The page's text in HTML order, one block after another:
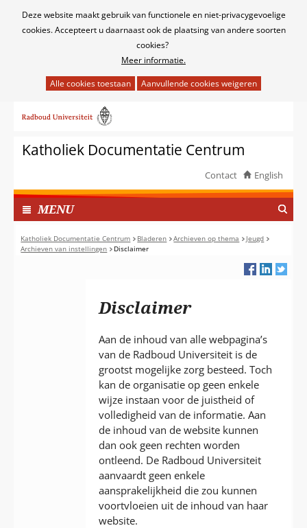
Cookies
Deze website maakt gebruik van functionele en niet-privacygevoelige
cookies. Accepteert u daarnaast ook de plaatsing van andere soorten
cookies?
Meer informatie.
het
van
cookies
deze
website
worden
toegestaan
of
naar
inhoudKatholiek Documentatie Centrum
Contact English
MENUI
N
G
E
Katholiek Documentatie Centrum Bladeren Archieven op thema
Jeugd
Archieven van instellingen
Disclaimer
Disclaimer
Aan de inhoud van alle webpagina’s
van de Radboud Universiteit is de
grootst mogelijke zorg besteed. Toch
kan de organisatie op geen enkele
wijze instaan voor de juistheid of
volledigheid van de informatie. Aan
de inhoud van de website kunnen
dan ook geen rechten worden
ontleend. De Radboud Universiteit
aanvaardt geen enkele
aansprakelijkheid die zou kunnen
voortvloeien uit de inhoud van haar
website.